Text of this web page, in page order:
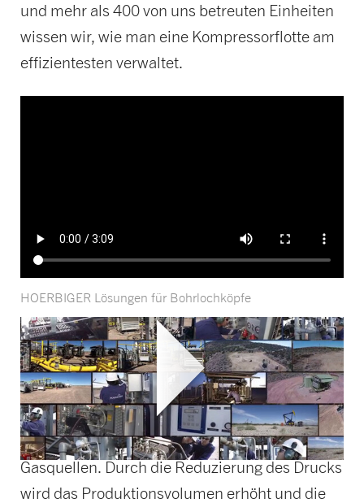
und mehr als 400 von uns betreuten Einheiten
wissen wir, wie man eine Kompressorflotte am
effizientesten verwaltet.
HOERBIGER Lösungen für Bohrlochköpfe
Bohrlochkopfkompressoren
für Gasbrunnen
Der Bohrlochkopfkompressor ist eine einfache
und elegante Lösung für abfallende
Gasquellen. Durch die Reduzierung des Drucks
wird das Produktionsvolumen erhöht und die